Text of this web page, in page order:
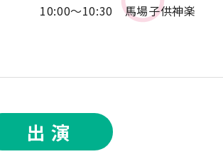
10:00～10:30 馬場子供神楽
出 演